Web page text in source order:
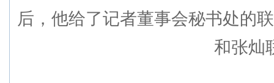
后，他给了记者董事会秘书处的
和张灿